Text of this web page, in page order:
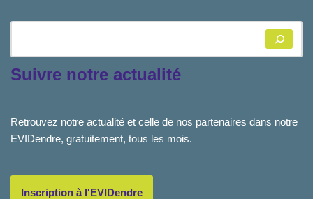
Suivre notre actualité
Retrouvez notre actualité et celle de nos partenaires dans notre
EVIDendre, gratuitement, tous les mois.
Inscription à l'EVIDendre